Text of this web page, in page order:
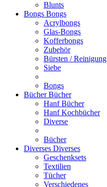
Blunts
Bongs Bongs
Acrylbongs
Glas-Bongs
Kofferbongs
Zubehör
Bürsten / Reinigung
Siebe
Bongs
BücherBücher
Hanf Bücher
Hanf Kochbücher
Diverse
Bücher
Diverses Diverses
Geschenksets
Textilien
Tücher
Verschiedenes